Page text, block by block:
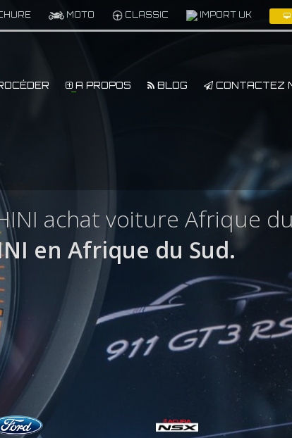
MOTO CLASSIC IMPORT UK
A PROPOS BLOG CONTACTEZ
achat voiture Afrique
en Afrique du Sud.